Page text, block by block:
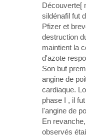
Découverte[
sildénafil fut
Pfizer et
destruction
maintient la
d'azote
Son but
angine de
cardiaque.
phase I , il
l'angine de
En
observés